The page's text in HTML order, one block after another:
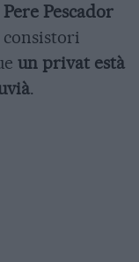
Pescador
un privat està
.